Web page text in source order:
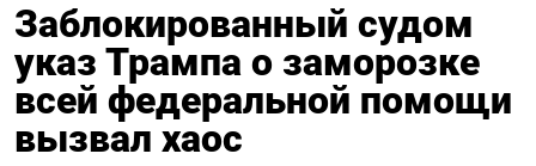
Заблокированный судом
указ Трампа о заморозке
всей федеральной помощи
вызвал хаос